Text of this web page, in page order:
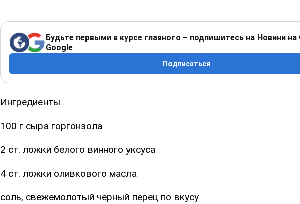
Будьте первыми в курсе главного – подпишитесь на Новини на
Google
Подписаться
Ингредиенты
100 г сыра горгонзола
2 ст. ложки белого винного уксуса
4 ст. ложки оливкового масла
соль, свежемолотый черный перец по вкусу